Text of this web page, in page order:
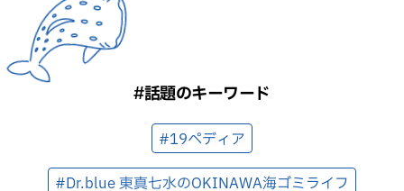
#話題のキーワード
#19ペディア
#Dr.blue 東真七水のOKINAWA海ゴミライフ